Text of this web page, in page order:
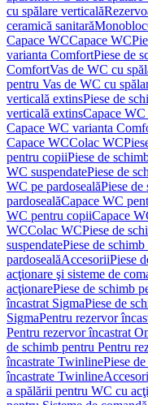
cu spălare verticală
ceramică sanitarăMonobloc
Capace WCCapace WC
varianta ComfortPiese de
ComfortVas de WC cu
pentru Vas de WC cu
verticală extinsPiese de
verticală extinsCapace
Capace WC varianta
Capace WCColac WC
pentru copiiPiese de
WC suspendatePiese de
WC pe pardosealăPiese
pardosealăCapace WC
WC pentru copiiCapace
WCColac WCPiese de
suspendatePiese de
pardosealăAccesoriiPiese
acţionare şi sisteme de
acţionarePiese de schimb
încastrat SigmaPiese de
SigmaPentru rezervor
Pentru rezervor încastrat
de schimb pentru Pentru
încastrate TwinlinePiese
încastrate Twinline
a spălării pentru WC cu